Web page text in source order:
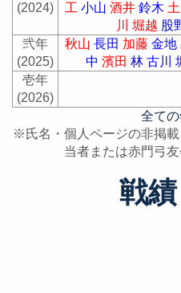
(2024)
工 小山 酒井 鈴木
川 堀越 股
弐年
(2025)
秋山 長田 加藤 金地
中 濱田 林 古川
壱年
(2026)
全て
※氏名・個人ページの非掲
当者または赤門弓
戦